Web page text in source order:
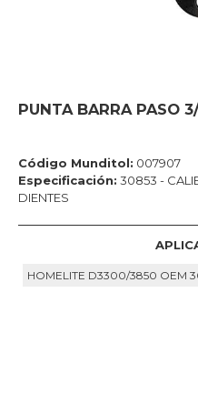
PUNTA BARRA PASO
Código Munditol: 007907
Especificación: 30853 -
DIENTES
HOMELITE D3300/3850 OEM